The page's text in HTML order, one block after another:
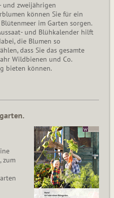
und zweijährigen
können Sie für ein
im Garten sorgen.
und Blühkalender hilft
die Blumen so
dass Sie das gesamte
Wildbienen und Co.
bieten können.
zum